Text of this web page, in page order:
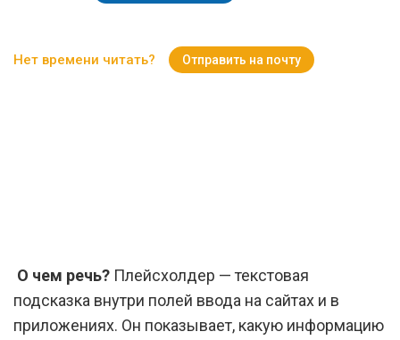
Нет времени читать? Отправить на почту
О чем речь? Плейсхолдер — текстовая
подсказка внутри полей ввода на сайтах и в
приложениях. Он показывает, какую информацию